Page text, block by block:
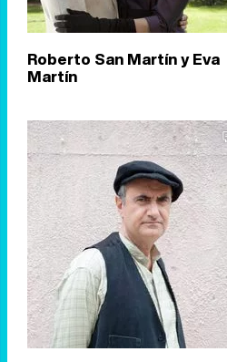
Roberto San Martín y Eva
Martín